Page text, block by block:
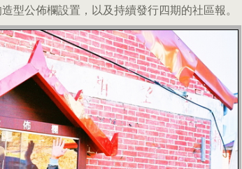
型公佈欄設置，以及持續發行四期的社區報。